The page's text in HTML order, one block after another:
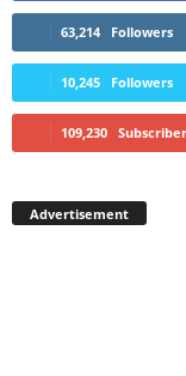
63,214 Followers
10,245 Followers
109,230
Advertisement